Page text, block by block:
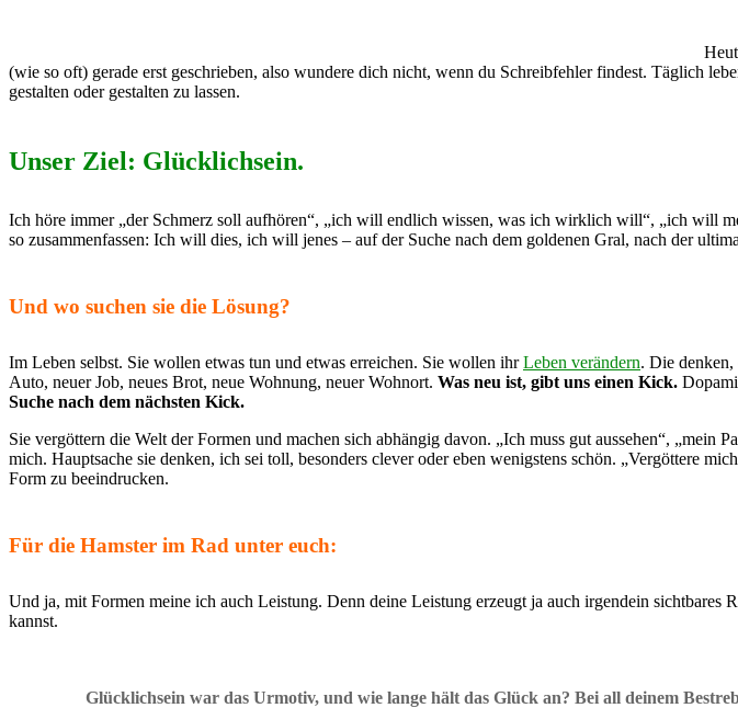
(wie so oft) gerade erst geschrieben, also wundere dich nicht, wenn du Schreibfehler findest. Täglich
gestalten oder gestalten zu lassen.
Unser Ziel: Glücklichsein.
Ich höre immer „der Schmerz soll aufhören“, „ich will endlich wissen, was ich wirklich will“, „ich will
so zusammenfassen: Ich will dies, ich will jenes – auf der Suche nach dem goldenen Gral, nach der
Und wo suchen sie die Lösung?
Im Leben selbst. Sie wollen etwas tun und etwas erreichen. Sie wollen ihrLeben verändern. Die denken,
Auto, neuer Job, neues Brot, neue Wohnung, neuer Wohnort. Was neu ist, gibt uns einen Kick.
Suche nach dem nächsten Kick.
Sie vergöttern die Welt der Formen und machen sich abhängig davon. „Ich muss gut aussehen“, „mein
mich. Hauptsache sie denken, ich sei toll, besonders clever oder eben wenigstens schön. „Vergöttere
Form zu beeindrucken.
Für die Hamster im Rad unter euch:
Und ja, mit Formen meine ich auch Leistung. Denn deine Leistung erzeugt ja auch irgendein
kannst.
Glücklichsein war das Urmotiv, und wie lange hält das Glück an? Bei all deinem